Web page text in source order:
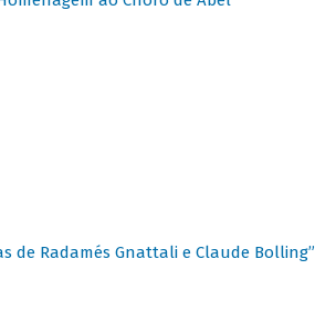
de Radamés Gnattali e Claude Bolling”